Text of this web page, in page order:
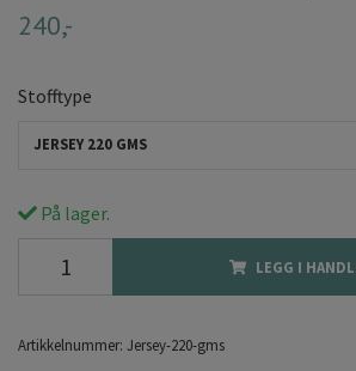
240,-
Stofftype
JERSEY 220 GMS
På lager.
LEGG I
Artikkelnummer: Jersey-220-gms